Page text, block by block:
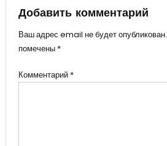
Добавить комментарий
Ваш адрес email не будет опубликован.
помечены *
Комментарий *